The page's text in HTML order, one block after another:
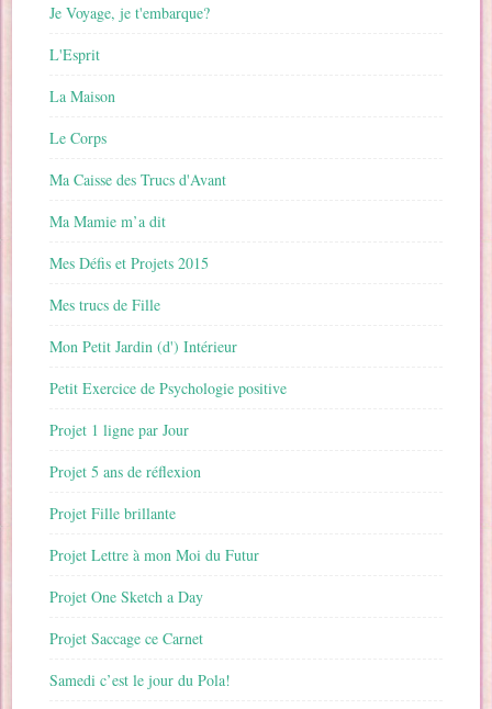
Je Voyage, je t'embarque?
L'Esprit
La Maison
Le Corps
Ma Caisse des Trucs d'Avant
Ma Mamie m’a dit
Mes Défis et Projets 2015
Mes trucs de Fille
Mon Petit Jardin (d') Intérieur
Petit Exercice de Psychologie positive
Projet 1 ligne par Jour
Projet 5 ans de réflexion
Projet Fille brillante
Projet Lettre à mon Moi du Futur
Projet One Sketch a Day
Projet Saccage ce Carnet
Samedi c’est le jour du Pola!